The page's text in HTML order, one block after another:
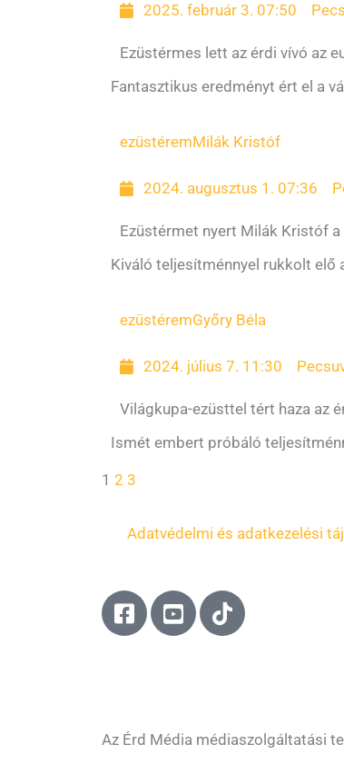
2025. február 3. 07:50
Ezüstérmes lett az érdi vívó az
Fantasztikus eredményt ért el a
ezüstéremMilák Kristóf
2024. augusztus 1. 07:36
Ezüstérmet nyert Milák Kristóf
Kiváló teljesítménnyel rukkolt elő
ezüstéremGyőry Béla
2024. július 7. 11:30
Világkupa-ezüsttel tért haza az
Ismét embert próbáló
1 2 3
Adatvédelmi és adatkezelési
F
a
o
Y
o
e
T
i
Az Érd Média médiaszolgáltatási